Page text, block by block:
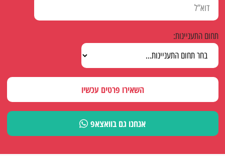
תחום התעניינות:
השאירו פרטים עכשיו
אנחנו גם בוואצאפ